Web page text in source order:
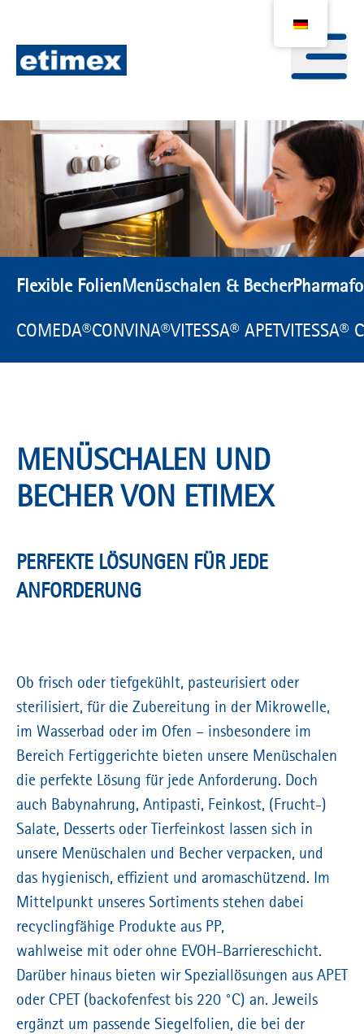
Flexible Folien Menüschalen & Becher
COMEDA®CONVINA®VITESSA® APET VITESSA®
MENÜSCHALEN UND
BECHER VON ETIMEX
PERFEKTE LÖSUNGEN FÜR JEDE
ANFORDERUNG
Ob frisch oder tiefgekühlt, pasteurisiert oder
sterilisiert, für die Zubereitung in der Mikrowelle,
im Wasserbad oder im Ofen – insbesondere im
Bereich Fertiggerichte bieten unsere Menüschalen
die perfekte Lösung für jede Anforderung. Doch
auch Babynahrung, Antipasti, Feinkost, (Frucht-)
Salate, Desserts oder Tierfeinkost lassen sich in
unsere Menüschalen und Becher verpacken, und
das hygienisch, effizient und aromaschützend. Im
Mittelpunkt unseres Sortiments stehen dabei
recyclingfähige Produkte aus PP,
wahlweise mit oder ohne EVOH-Barriereschicht.
Darüber hinaus bieten wir Speziallösungen aus APET
oder CPET (backofenfest bis 220 °C) an. Jeweils
ergänzt um passende Siegelfolien, die bei der